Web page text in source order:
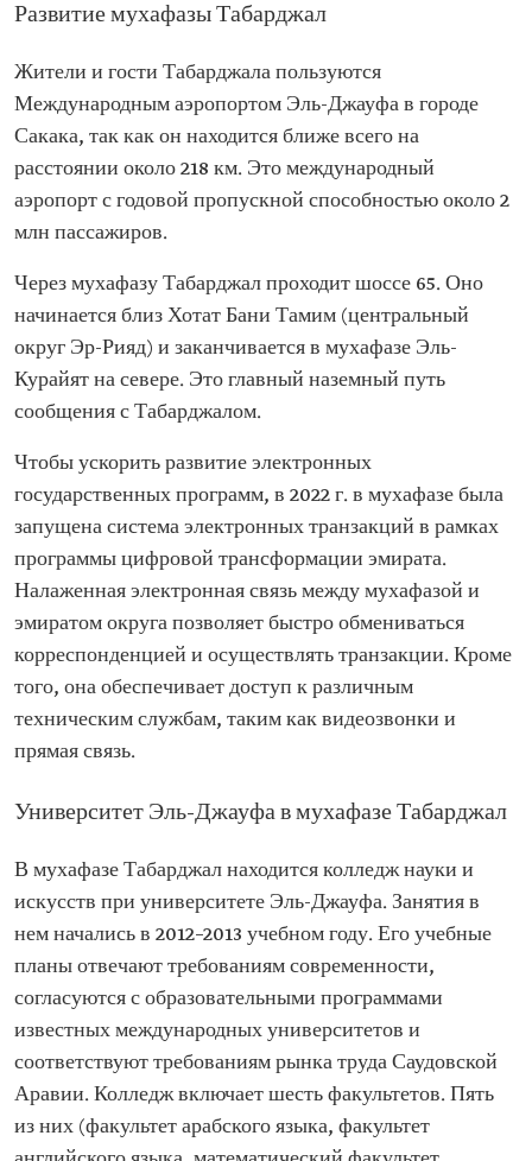
Развитие мухафазы Табарджал
Жители и гости Табарджала пользуются
Международным аэропортом Эль-Джауфа в городе
Сакака, так как он находится ближе всего на
расстоянии около 218 км. Это международный
аэропорт с годовой пропускной способностью около 2
млн пассажиров.
Через мухафазу Табарджал проходит шоссе 65. Оно
начинается близ Хотат Бани Тамим (центральный
округ Эр-Рияд) и заканчивается в мухафазе Эль-
Курайят на севере. Это главный наземный путь
сообщения с Табарджалом.
Чтобы ускорить развитие электронных
государственных программ, в 2022 г. в мухафазе была
запущена система электронных транзакций в рамках
программы цифровой трансформации эмирата.
Налаженная электронная связь между мухафазой и
эмиратом округа позволяет быстро обмениваться
корреспонденцией и осуществлять транзакции. Кроме
того, она обеспечивает доступ к различным
техническим службам, таким как видеозвонки и
прямая связь.
Университет Эль-Джауфа в мухафазе Табарджал
В мухафазе Табарджал находится колледж науки и
искусств при университете Эль-Джауфа. Занятия в
нем начались в 2012–2013 учебном году. Его учебные
планы отвечают требованиям современности,
согласуются с образовательными программами
известных международных университетов и
соответствуют требованиям рынка труда Саудовской
Аравии. Колледж включает шесть факультетов. Пять
из них (факультет арабского языка, факультет